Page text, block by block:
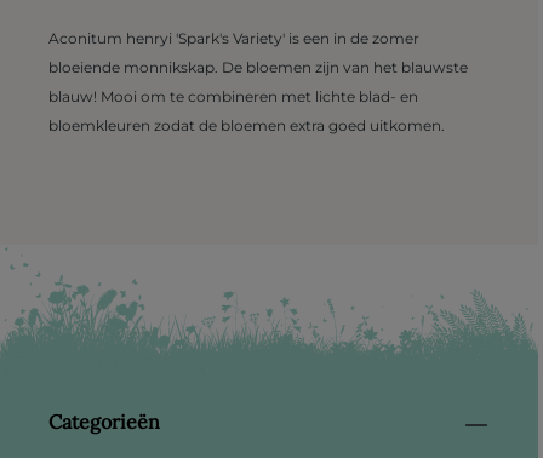
Aconitum henryi 'Spark's Variety' is een in de zomer
bloeiende monnikskap. De bloemen zijn van het blauwste
blauw! Mooi om te combineren met lichte blad- en
bloemkleuren zodat de bloemen extra goed uitkomen.
Categorieën